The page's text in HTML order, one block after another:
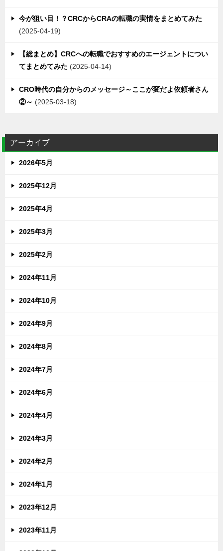
今が狙い目！？CRCからCRAの転職の実情をまとめてみた
2025-04-19
【総まとめ】CRCへの転職でおすすめのエージェントについ
てまとめてみた
2025-04-14
CRO時代の自分からのメッセージ～ここが変だよ依頼者さん
②～
2025-03-18
アーカイブ
2026年5月
2025年12月
2025年4月
2025年3月
2025年2月
2024年11月
2024年10月
2024年9月
2024年8月
2024年7月
2024年6月
2024年4月
2024年3月
2024年2月
2024年1月
2023年12月
2023年11月